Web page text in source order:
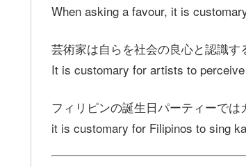
When asking a favour, it is
芸術家は自らを社会の良心と認識す
It is customary for artists to
フィリピンの誕生日パーティーでは
it is customary for Filipinos to sing